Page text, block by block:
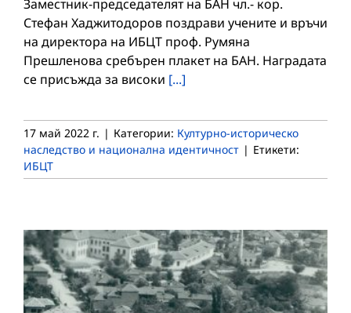
Заместник-председателят на БАН чл.- кор.
Стефан Хаджитодоров поздрави учените и връчи
на директора на ИБЦТ проф. Румяна
Прешленова сребърен плакет на БАН. Наградата
се присъжда за високи [...]
17 май 2022 г. | Категории: Културно-историческо
наследство и национална идентичност | Етикети:
ИБЦТ